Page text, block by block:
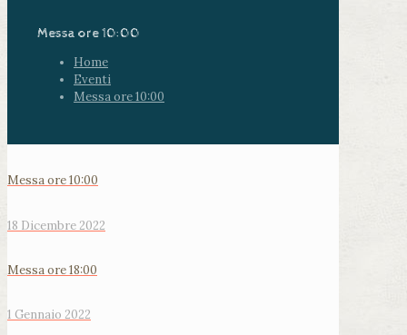
Messa ore 10:00
Home
Eventi
Messa ore 10:00
Messa ore 10:00
18 Dicembre 2022
Messa ore 18:00
1 Gennaio 2022